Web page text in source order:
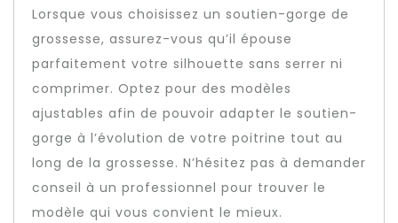
Lorsque vous choisissez un soutien-gorge de
grossesse, assurez-vous qu’il épouse
parfaitement votre silhouette sans serrer ni
comprimer. Optez pour des modèles
ajustables afin de pouvoir adapter le soutien-
gorge à l’évolution de votre poitrine tout au
long de la grossesse. N’hésitez pas à demander
conseil à un professionnel pour trouver le
modèle qui vous convient le mieux.